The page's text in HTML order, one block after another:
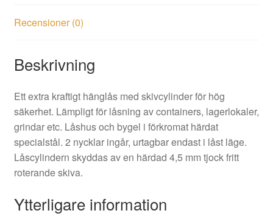
Recensioner (0)
Beskrivning
Ett extra kraftigt hänglås med skivcylinder för hög
säkerhet. Lämpligt för låsning av containers, lagerlokaler,
grindar etc. Låshus och bygel i förkromat härdat
specialstål. 2 nycklar ingår, urtagbar endast i låst läge.
Låscylindern skyddas av en härdad 4,5 mm tjock fritt
roterande skiva.
Ytterligare information